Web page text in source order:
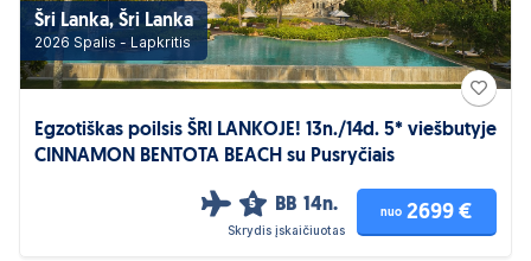
Šri Lanka, Šri Lanka
2026 Spalis - Lapkritis
Egzotiškas poilsis ŠRI LANKOJE! 13n./14d. 5* viešbutyje
CINNAMON BENTOTA BEACH su Pusryčiais
5 BB 14n.
Skrydis įskaičiuotas
nuo 2699 €